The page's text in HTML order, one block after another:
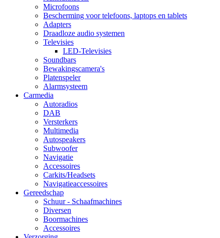
Microfoons
Bescherming voor telefoons, laptops en tablets
Adapters
Draadloze audio systemen
Televisies
LED-Televisies
Soundbars
Bewakingscamera's
Platenspeler
Alarmsysteem
Carmedia
Autoradios
DAB
Versterkers
Multimedia
Autospeakers
Subwoofer
Navigatie
Accessoires
Carkits/Headsets
Navigatieaccessoires
Gereedschap
Schuur - Schaafmachines
Diversen
Boormachines
Accessoires